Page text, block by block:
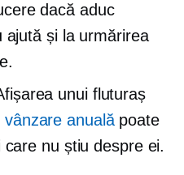
dacă aduc
ajută și la urmărirea
unui fluturaș
anualăpoate
nu știu despre ei.